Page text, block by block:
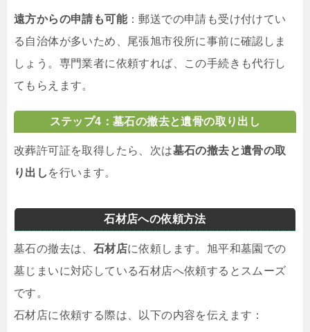
遠方からの申請も可能：郵送での申請も受け付けてい
る自治体が多いため、尾張旭市役所に事前に確認しま
しょう。専門業者に依頼すれば、この手続きも代行し
てもらえます。
ステップ4：墓石の撤去と遺骨の取り出し
改葬許可証を取得したら、次は墓石の撤去と遺骨の取
り出し を行います。
石材店への依頼方法
墓石の撤去は、 石材店に依頼します。旭平和墓園での
墓じまいに対応している石材店へ依頼するとスムーズ
です。
石材店に依頼する際は、以下の内容を伝えます：